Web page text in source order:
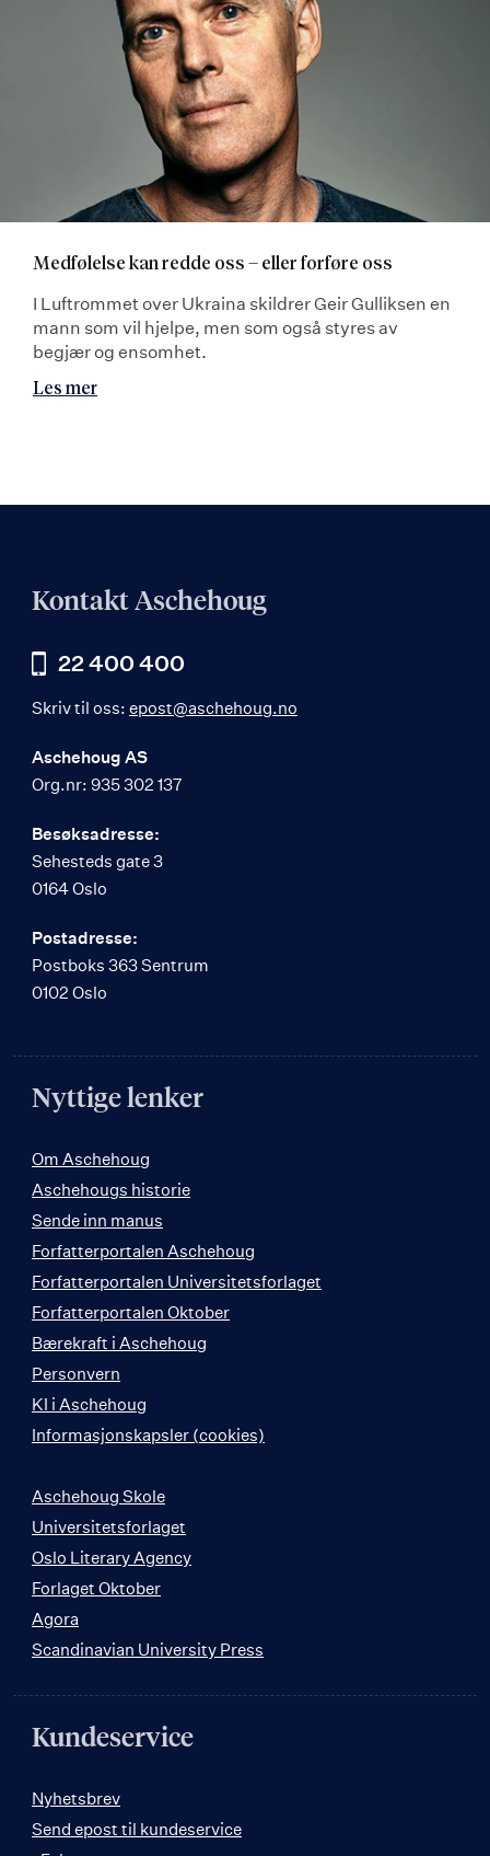
Medfølelse kan redde oss – eller forføre oss
I Luftrommet over Ukraina skildrer Geir Gulliksen en
mann som vil hjelpe, men som også styres av
begjær og ensomhet.
Les mer
Kontakt Aschehoug
22 400 400
Skriv til oss: epost@aschehoug.no
Aschehoug AS
Org.nr: 935 302 137
Besøksadresse:
Sehesteds gate 3
0164 Oslo
Postadresse:
Postboks 363 Sentrum
0102 Oslo
Nyttige lenker
Om Aschehoug
Aschehougs historie
Sende inn manus
Forfatterportalen Aschehoug
Forfatterportalen Universitetsforlaget
Forfatterportalen Oktober
Bærekraft i Aschehoug
Personvern
KI i Aschehoug
Informasjonskapsler (cookies)
Aschehoug Skole
Universitetsforlaget
Oslo Literary Agency
Forlaget Oktober
Agora
Scandinavian University Press
Kundeservice
Nyhetsbrev
Send epost til kundeservice